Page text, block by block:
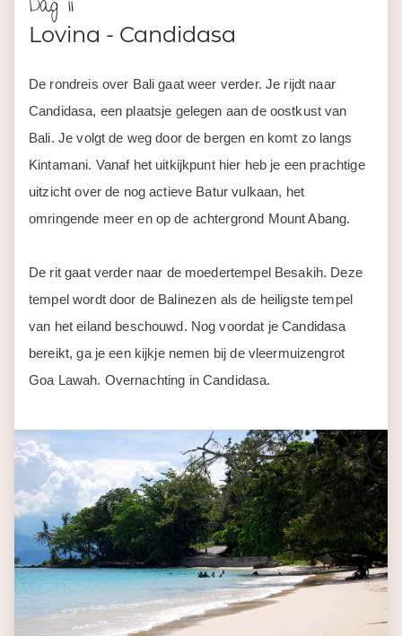
De rit gaat verder naar de moedertempel Besakih. Deze
van het eiland beschouwd. Nog voordat je Candidasa
bereikt, ga je een kijkje nemen bij de vleermuizengrot
Goa Lawah. Overnachting in Candidasa.
Dag 12
Candidasa - Nusa Dua
Na een heerlijk ontbijt en een laatste verkwikkende duik in
het zwembad of in zee, staat je gids weer klaar voor de
transfer naar Zuid-Bali. Je wordt in het hotel in Nusa Dua